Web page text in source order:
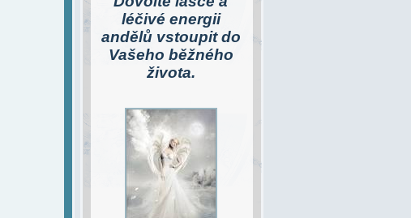
léčivé energii
andělů vstoupit do
Vašeho běžného
života.